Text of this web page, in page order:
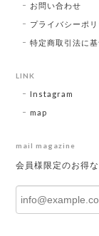
お問い合わせ
プライバシーポリ
特定商取引法に
LINK
Instagram
map
mail magazine
会員様限定のお得